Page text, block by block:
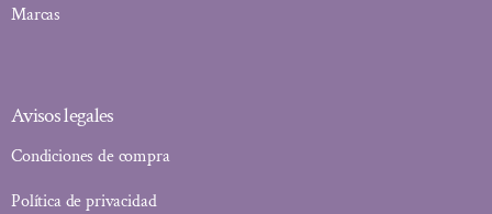
Marcas
Avisos legales
Condiciones de compra
Política de privacidad